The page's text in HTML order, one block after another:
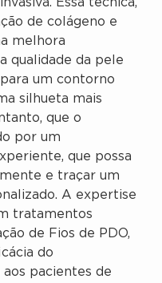
Essa técnica,
de colágeno e
melhora
qualidade da pele
um contorno
silhueta mais
que o
por um
que possa
e traçar um
A expertise
tratamentos
de Fios de PDO,
do
pacientes de